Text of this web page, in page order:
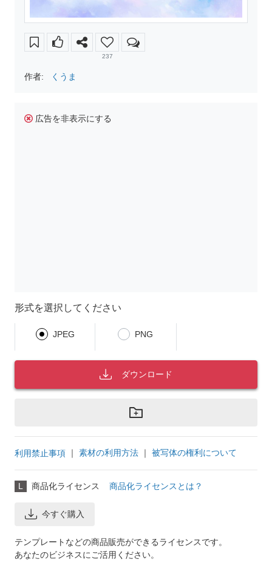
237
作者: くうま
広告を非表示にする
形式を選択してください
JPEG PNG
ダウンロード
利用禁止事項 ｜ 素材の利用方法 ｜ 被写体の権利について
L 商品化ライセンス 商品化ライセンスとは？
今すぐ購入
テンプレートなどの商品販売ができるライセンスです。
あなたのビジネスにご活用ください。